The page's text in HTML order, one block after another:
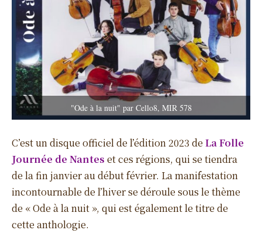
"Ode à la nuit" par Cello8, MIR 578
C’est un disque officiel de l’édition 2023 de La Folle
Journée de Nantes et ces régions, qui se tiendra
de la fin janvier au début février. La manifestation
incontournable de l’hiver se déroule sous le thème
de « Ode à la nuit », qui est également le titre de
cette anthologie.